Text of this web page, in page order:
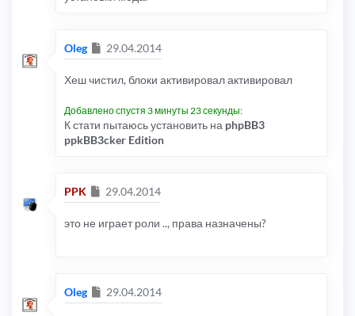
Oleg Сообщение
29.04.2014
Хеш чистил, блоки активировал активировал
Добавлено спустя 3 минуты 23 секунды:
К стати пытаюсь установить на phpBB3
ppkBB3cker Edition
PPK Сообщение
29.04.2014
это не играет роли .., права назначены?
Oleg Сообщение
29.04.2014